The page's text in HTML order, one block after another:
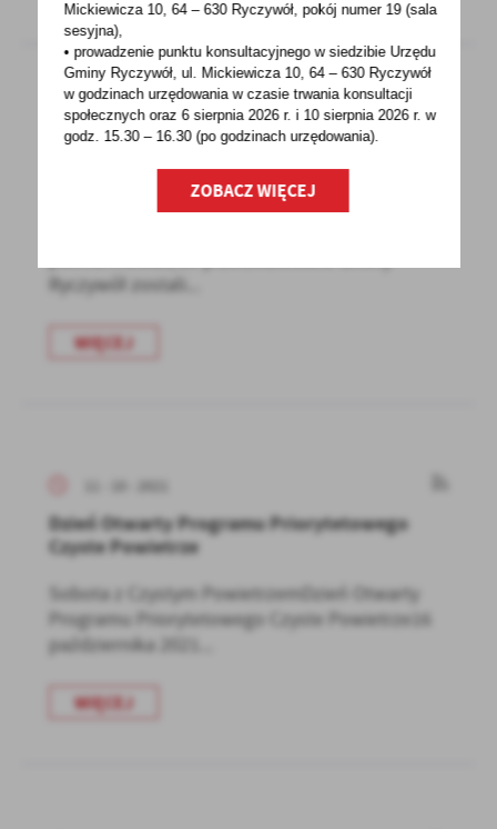
11 - 10 - 2021
Nominacje do tytułu "Koło Gospodyń
Wiejskich Roku"
Ryczywół zostali...
WIĘCEJ
Dzień Otwarty Programu Priorytetowego
Czyste Powietrze
Sobota z Czystym PowietrzemDzień Otwarty
Programu Priorytetowego Czyste Powietrze16
października 2021...
WIĘCEJ
Mickiewicza 10, 64 – 630 Ryczywół, pokójnumer 19 (sala
sesyjna),
• prowadzenie punktu konsultacyjnego w siedzibie Urzędu
Gminy Ryczywół, ul. Mickiewicza 10, 64 – 630 Ryczywół
w godzinachurzędowania w czasie trwania konsultacji
społecznych oraz 6 sierpnia 2026 r. i 10 sierpnia 2026 r. w
godz. 15.30 – 16.30 (po godzinachurzędowania).
ZOBACZ WIĘCEJ